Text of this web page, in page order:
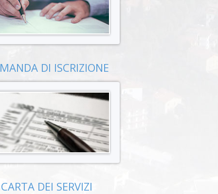
DI ISCRIZIONE
CARTA DEI SERVIZI